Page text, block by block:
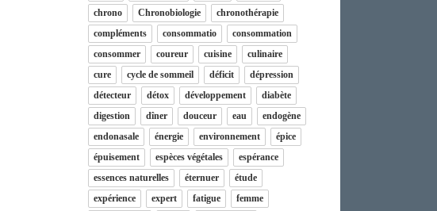
chrono
Chronobiologie
chronothérapie
compléments
consommatio
consommation
consommer
coureur cuisine
culinaire
cure
cycle de sommeil déficit
dépression
détecteur
détox développement
diabète
digestion
dîner douceur eau
endogène
endonasale
énergie environnement
épice
épuisement
espèces végétales
espérance
essences naturelles
éternuer
étude
expérience
expert fatigue
femme